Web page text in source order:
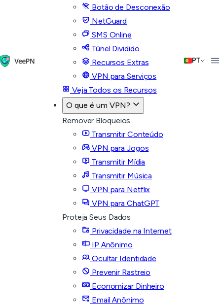
Botão de Desconexão
NetGuard
SMS Online
Túnel Dividido
Recursos Extras
VPN para Serviços
Veja Todos os Recursos
O que é um VPN?
Remover Bloqueios
Transmitir Conteúdo
VPN para Jogos
Transmitir Mídia
Transmitir Música
VPN para Netflix
VPN para ChatGPT
Proteja Seus Dados
Privacidade na Internet
IP Anônimo
Ocultar Identidade
Prevenir Rastreio
Economizar Dinheiro
Email Anônimo
PT